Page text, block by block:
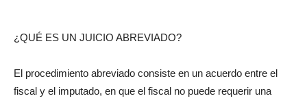
¿QUÉ ES UN JUICIO ABREVIADO?
El procedimiento abreviado consiste en un acuerdo entre el
fiscal y el imputado, en que el fiscal no puede requerir una